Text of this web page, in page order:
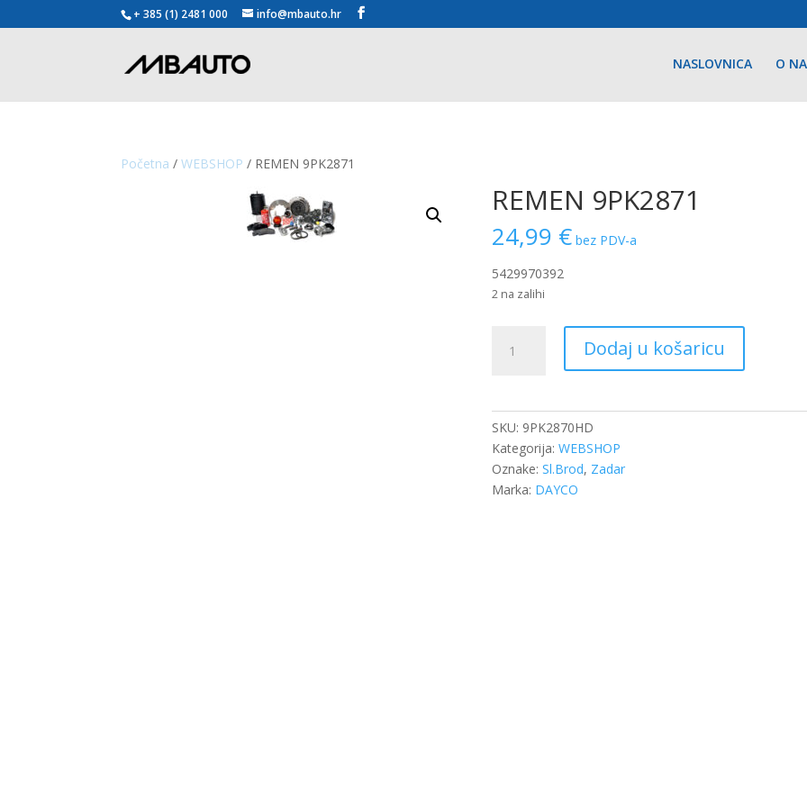
+ 385 (1) 2481 000 info@mbauto.hr
NASLOVNICA O
Početna /WEBSHOP / REMEN 9PK2871
REMEN 9PK2871
24,99 € bez PDV-a
5429970392
2 na zalihi
9PK2871
Dodaj u košaricu
SKU: 9PK2870HD
Kategorija:WEBSHOP
Oznake:Sl.Brod, Zadar
Marka: DAYCO